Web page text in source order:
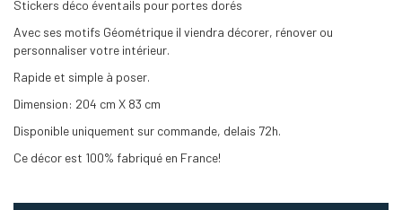
Stickers déco éventails pour portes dorés
Avec ses motifs Géométrique il viendra décorer, rénover ou
personnaliser votre intérieur.
Rapide et simple à poser.
Dimension: 204 cm X 83 cm
Disponible uniquement sur commande, delais 72h.
Ce décor est 100% fabriqué en France!